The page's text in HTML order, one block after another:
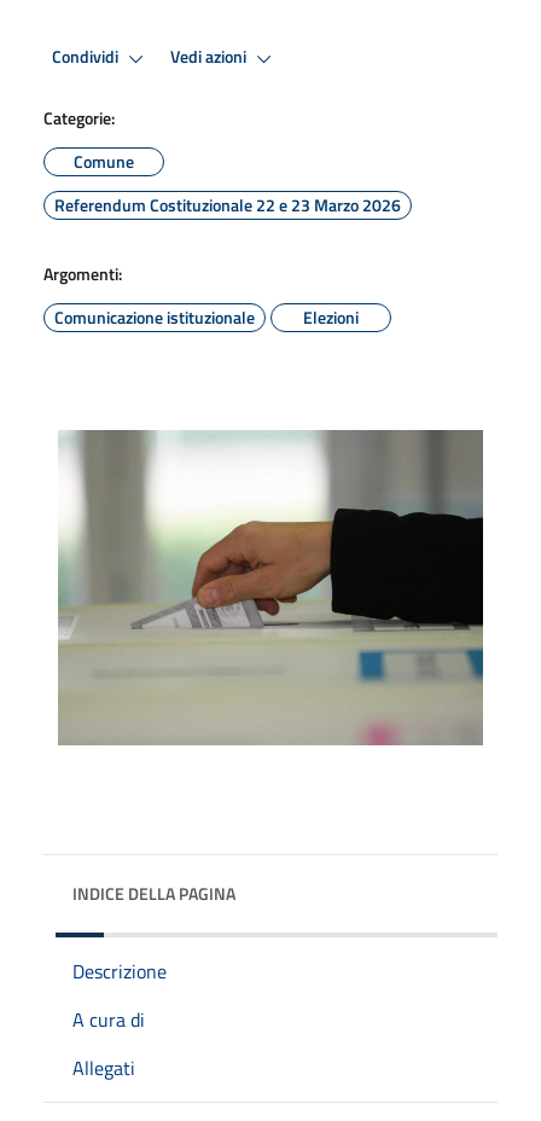
Condividi Vedi azioni
Categorie:
Comune
Referendum Costituzionale 22 e 23 Marzo 2026
Argomenti:
Comunicazione istituzionale
Elezioni
INDICE DELLA PAGINA
Descrizione
A cura di
Allegati